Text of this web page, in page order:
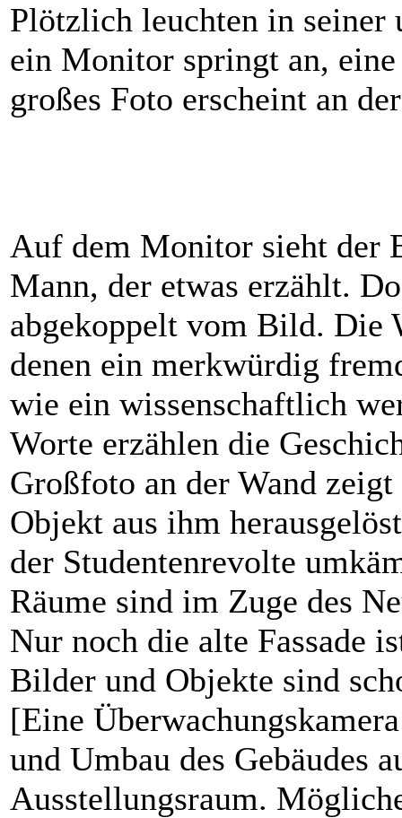
Plötzlich leuchten in
ein Monitor springt an,
großes Foto erscheint an
Auf dem Monitor sieht der
Mann, der etwas erzählt.
abgekoppelt vom Bild. Die
denen ein merkwürdig
wie ein wissenschaftlich
Worte erzählen die
Großfoto an der Wand
Objekt aus ihm
der Studentenrevolte
Räume sind im Zuge des
Nur noch die alte Fassade
Bilder und Objekte sind
[Eine
und Umbau des Gebäudes
Ausstellungsraum.